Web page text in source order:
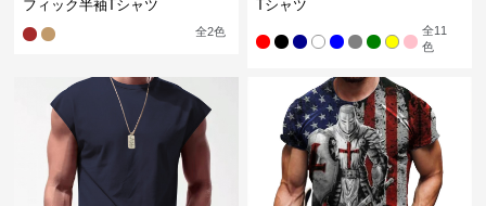
フィック半袖Tシャツ
全2色
Tシャツ
全11
色